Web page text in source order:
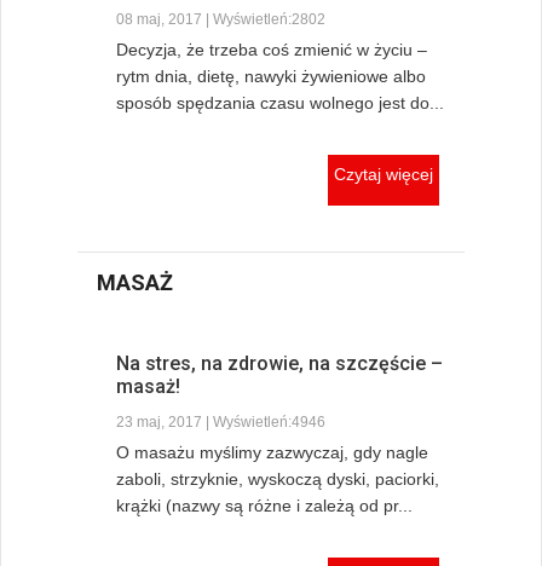
08 maj, 2017 | Wyświetleń:2802
Decyzja, że trzeba coś zmienić w życiu –
rytm dnia, dietę, nawyki żywieniowe albo
sposób spędzania czasu wolnego jest do...
Czytaj więcej
MASAŻ
Na stres, na zdrowie, na szczęście –
masaż!
23 maj, 2017 | Wyświetleń:4946
O masażu myślimy zazwyczaj, gdy nagle
zaboli, strzyknie, wyskoczą dyski, paciorki,
krążki (nazwy są różne i zależą od pr...